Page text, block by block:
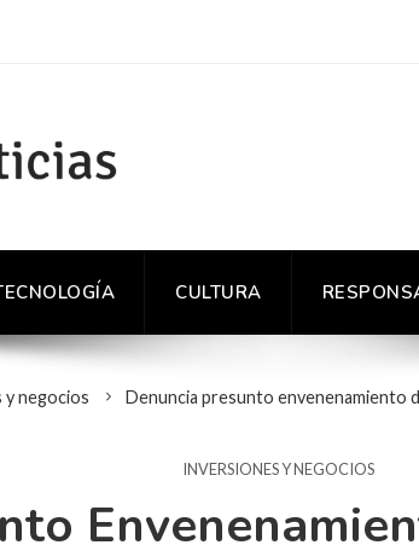
CULTURA
y negocios Denuncia presunto envenenamiento
INVERSIONES Y NEGOCIOS